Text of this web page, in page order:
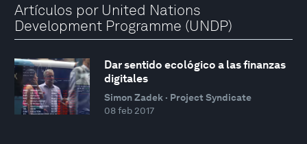
Artículos por United Nations
Development Programme (UNDP)
Dar sentido ecológico a las finanzas
digitales
Simon Zadek · Project Syndicate
08 feb 2017